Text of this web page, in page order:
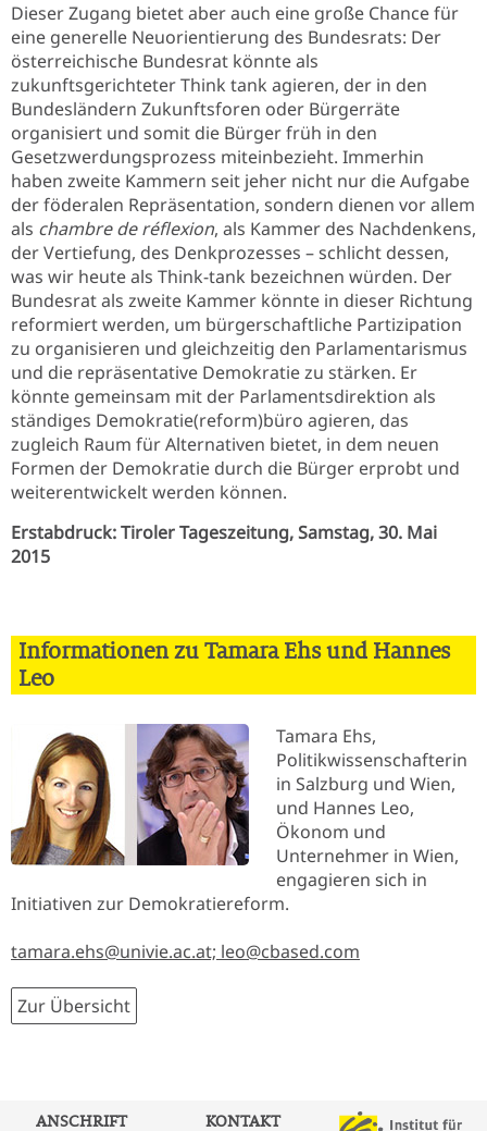
Dieser Zugang bietet aber auch eine große Chance für
eine generelle Neuorientierung des Bundesrats: Der
österreichische Bundesrat könnte als
zukunftsgerichteter Think tank agieren, der in den
Bundesländern Zukunftsforen oder Bürgerräte
organisiert und somit die Bürger früh in den
Gesetzwerdungsprozess miteinbezieht. Immerhin
haben zweite Kammern seit jeher nicht nur die Aufgabe
der föderalen Repräsentation, sondern dienen vor allem
als chambre de réflexion, als Kammer des Nachdenkens,
der Vertiefung, des Denkprozesses – schlicht dessen,
was wir heute als Think-tank bezeichnen würden. Der
Bundesrat als zweite Kammer könnte in dieser Richtung
reformiert werden, um bürgerschaftliche Partizipation
zu organisieren und gleichzeitig den Parlamentarismus
und die repräsentative Demokratie zu stärken. Er
könnte gemeinsam mit der Parlamentsdirektion als
ständiges Demokratie(reform)büro agieren, das
zugleich Raum für Alternativen bietet, in dem neuen
Formen der Demokratie durch die Bürger erprobt und
weiterentwickelt werden können.
Erstabdruck: Tiroler Tageszeitung, Samstag, 30. Mai
2015
Informationen zu Tamara Ehs und Hannes
Leo
Tamara Ehs,
Politikwissenschafterin
in Salzburg und Wien,
und Hannes Leo,
Ökonom und
Unternehmer in Wien,
engagieren sich in
Initiativen zur Demokratiereform.
tamara.ehs@univie.ac.at; leo@cbased.com
Zur Übersicht
ANSCHRIFT KONTAKT